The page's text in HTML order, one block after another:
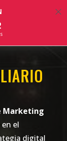
Marketing
en el
digital
×